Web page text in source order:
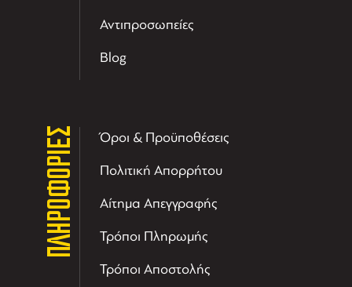
Αντιπροσωπείες
Blog
ΠΛΗΡΟΦΟΡΙΕΣ Όροι & Προϋποθέσεις
Πολιτική Απορρήτου
Αίτημα Απεγγραφής
Τρόποι Πληρωμής
Τρόποι Αποστολής